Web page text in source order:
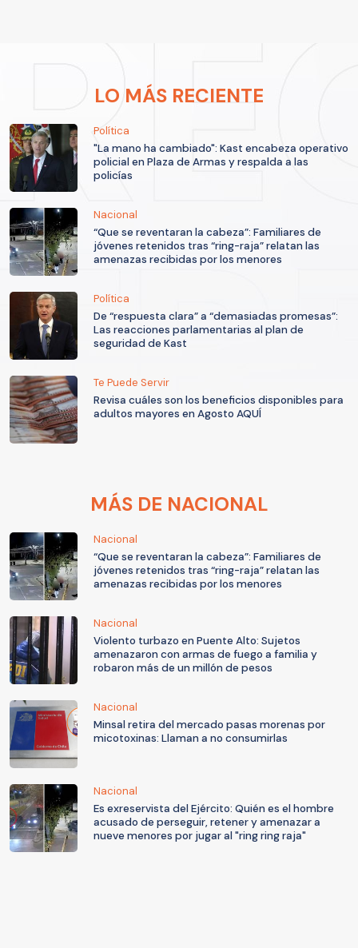
LO MÁS RECIENTE
Política
"La mano ha cambiado": Kast encabeza operativo
policial en Plaza de Armas y respalda a las
policías
Nacional
“Que se reventaran la cabeza”: Familiares de
jóvenes retenidos tras “ring-raja” relatan las
amenazas recibidas por los menores
Política
De “respuesta clara” a “demasiadas promesas”:
Las reacciones parlamentarias al plan de
seguridad de Kast
Te Puede Servir
Revisa cuáles son los beneficios disponibles para
adultos mayores en Agosto AQUÍ
MÁS DE NACIONAL
Nacional
“Que se reventaran la cabeza”: Familiares de
jóvenes retenidos tras “ring-raja” relatan las
amenazas recibidas por los menores
Nacional
Violento turbazo en Puente Alto: Sujetos
amenazaron con armas de fuego a familia y
robaron más de un millón de pesos
Nacional
Minsal retira del mercado pasas morenas por
micotoxinas: Llaman a no consumirlas
Nacional
Es exreservista del Ejército: Quién es el hombre
acusado de perseguir, retener y amenazar a
nueve menores por jugar al "ring ring raja"